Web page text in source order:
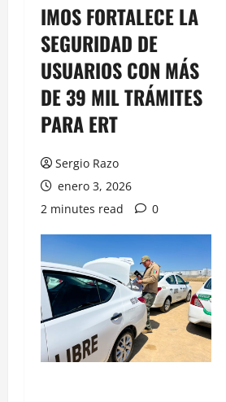
IMOS FORTALECE LA
SEGURIDAD DE
USUARIOS CON MÁS
DE 39 MIL TRÁMITES
PARA ERT
Sergio Razo
enero 3, 2026
2 minutes read
0